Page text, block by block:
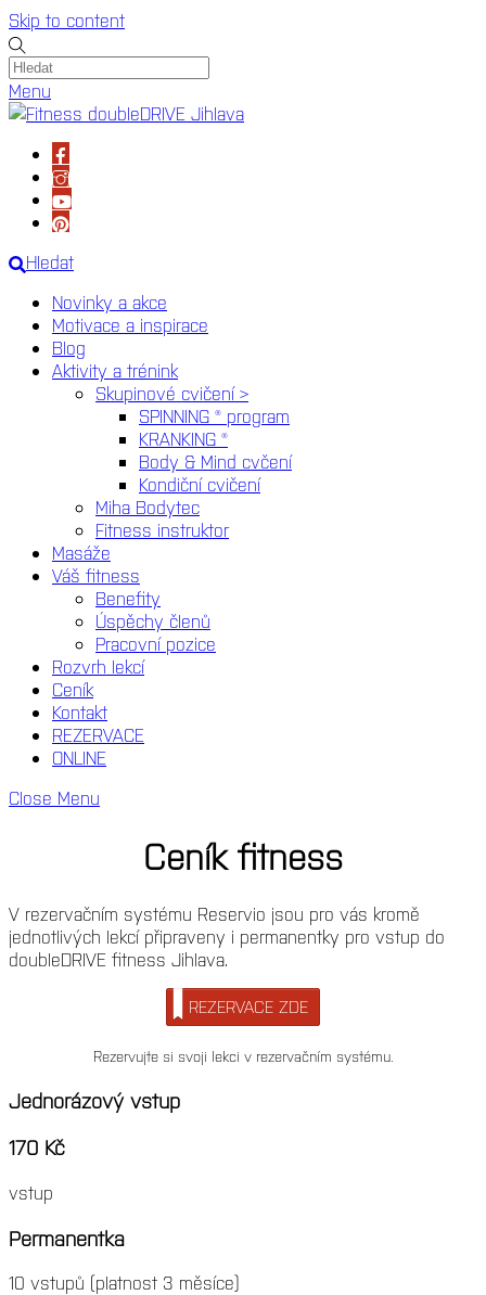
Skip to content
Menu
Hledat
Novinky a akce
Motivace a inspirace
Blog
Aktivity a trénink
Skupinové cvičení >
SPINNING ® program
KRANKING ®
Body & Mind cvčení
Kondiční cvičení
Miha Bodytec
Fitness instruktor
Masáže
Váš fitness
Benefity
Úspěchy členů
Pracovní pozice
Rozvrh lekcí
Ceník
Kontakt
REZERVACE
ONLINE
Close Menu
Ceník fitness
V rezervačním systému Reservio jsou pro vás kromě
jednotlivých lekcí připraveny i permanentky pro vstup do
doubleDRIVE fitness Jihlava.
REZERVACE ZDE
Rezervujte si svoji lekci v rezervačním systému.
Jednorázový vstup
170 Kč
vstup
Permanentka
10 vstupů (platnost 3 měsíce)